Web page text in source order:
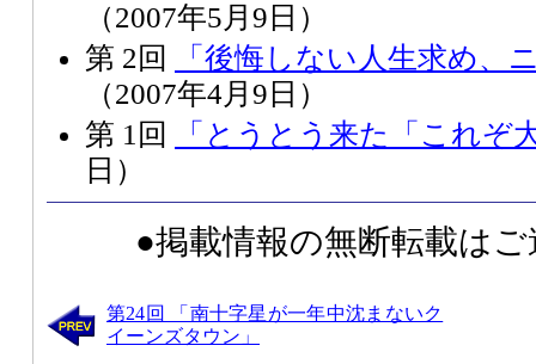
（2007年5月9日）
第 2回
「後悔しない人生求め、
（2007年4月9日）
第 1回
「とうとう来た「これぞ
日）
●掲載情報の無断転載は
第24回 「南十字星が一年中沈まないク
イーンズタウン」